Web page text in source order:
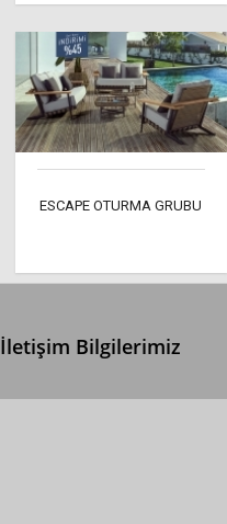
ESCAPE OTURMA GRUBU
İletişim Bilgilerimiz